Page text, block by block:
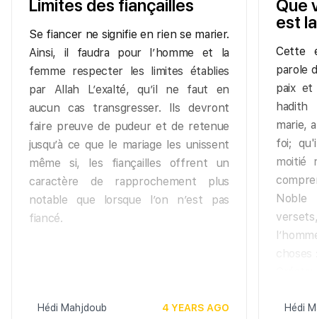
Limites des fiançailles
Se fiancer ne signifie en rien se marier.
Ainsi, il faudra pour l’homme et la
femme respecter les limites établies
par Allah L’exalté, qu’il ne faut en
aucun cas transgresser. Ils devront
faire preuve de pudeur et de retenue
jusqu’à ce que le mariage les unissent
même si, les fiançailles offrent un
caractère de rapprochement plus
notable que lorsque l’on n’est pas
fiancé.
Hédi Mahjdoub 4 YEARS AGO
Que
est
Cette
parole
paix
marie,
foi;
moitié
Noble
ilHédi